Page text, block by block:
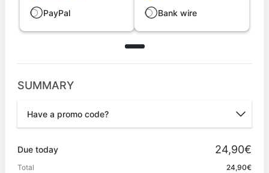
PayPal Bank wire
SUMMARY
Have a promo code?
Due today 24,90€
Total 24,90€